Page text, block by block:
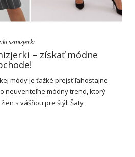
szmizjerki
– získať módne
módy je ťažké prejsť ľahostajne
neuveriteľne módny trend, ktorý
s vášňou pre štýl. Šaty
Práve tieto vlastnosti z …